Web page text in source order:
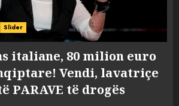
Slider
italiane, 80 milion euro
Vendi, lavatriçe
PARAVE të drogës